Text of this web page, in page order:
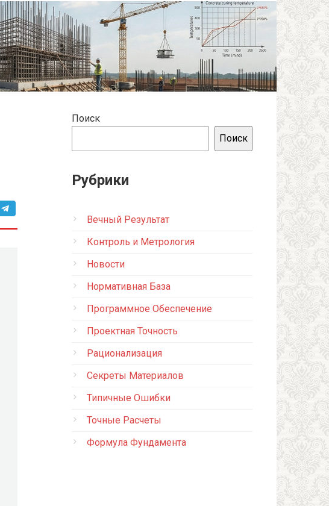
Поиск
Поиск
Рубрики
Вечный Результат
Контроль и Метрология
Новости
Нормативная База
Программное Обеспечение
Проектная Точность
Рационализация
Секреты Материалов
Типичные Ошибки
Точные Расчеты
Формула Фундамента